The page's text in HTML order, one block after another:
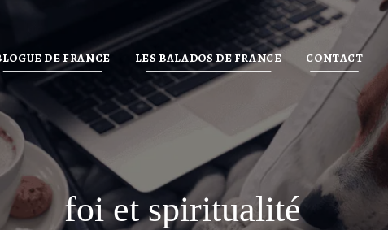
DE FRANCE LES BALADOS DE FRANCE CONTACT
foi et spiritualité